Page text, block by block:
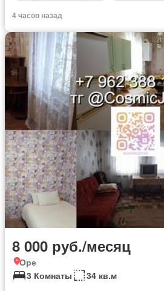
4 часов назад
8 000 руб./месяц
Оре
3 Комнаты
34 кв.м